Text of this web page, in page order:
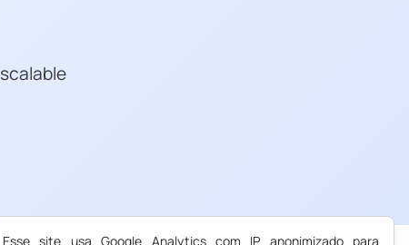
scalable
Esse site usa Google Analytics com IP anonimizado para